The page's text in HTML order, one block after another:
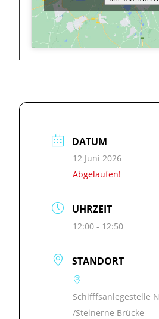
DATUM
12 Juni 2026
Abgelaufen!
UHRZEIT
12:00 - 12:50
STANDORT
Schifffsanlegestelle
/Steinerne Brücke